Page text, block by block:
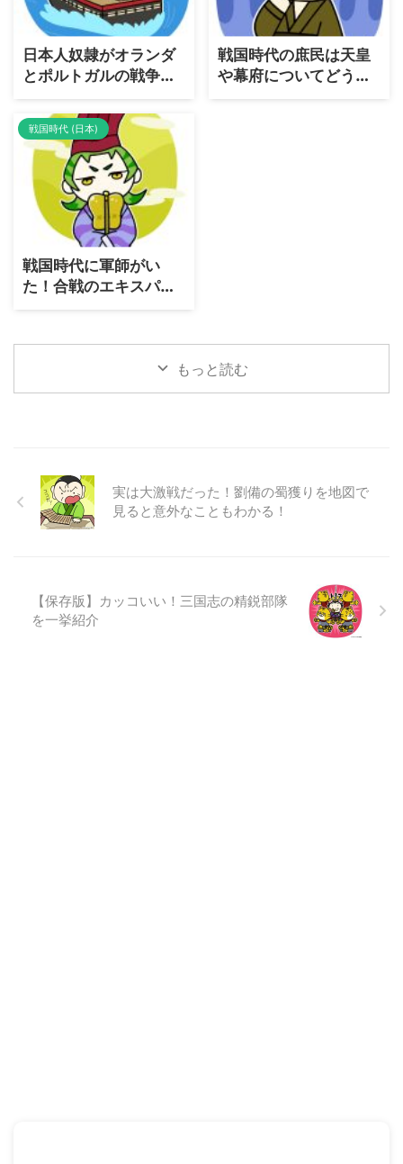
日本人奴隷がオランダ
とポルトガルの戦争に
参加していた
戦国時代の庶民は天皇
や幕府についてどう考
えていたの？
戦国時代 (日本)
戦国時代に軍師がい
た！合戦のエキスパー
ト軍師と軍配者はどう
もっと読む
実は大激戦だった！劉備の蜀獲りを地図で
見ると意外なこともわかる！
【保存版】カッコいい！三国志の精鋭部隊
を一挙紹介